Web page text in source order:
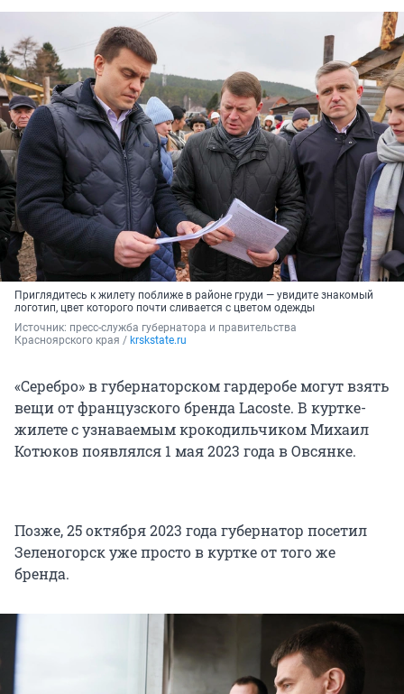
Приглядитесь к жилету поближе в районе груди — увидите знакомый
логотип, цвет которого почти сливается с цветом одежды
Источник: пресс-служба губернатора и правительства
Красноярского края / krskstate.ru
«Серебро» в губернаторском гардеробе могут взять
вещи от французского бренда Lacoste. В куртке-
жилете с узнаваемым крокодильчиком Михаил
Котюков появлялся 1 мая 2023 года в Овсянке.
Позже, 25 октября 2023 года губернатор посетил
Зеленогорск уже просто в куртке от того же
бренда.